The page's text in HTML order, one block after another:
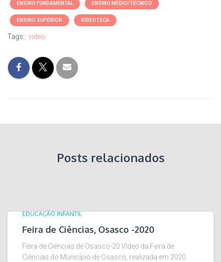
ENSINO FUNDAMENTAL ENSINO MÉDIO/TÉCNICO
ENSINO SUPERIOR VIDEOTECA
Tags: video
Posts relacionados
EDUCAÇÃO INFANTIL
Feira de Ciências, Osasco -2020
Feira de Ciências de Osasco-20 Vídeo da Feira de
Ciências do Município de Osasco, realizada em 2020